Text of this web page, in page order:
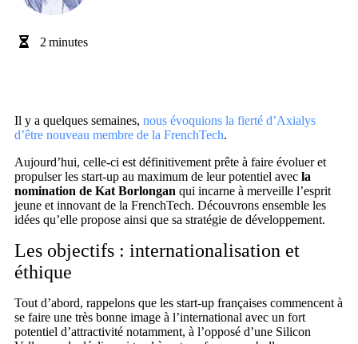
2 minutes
Il y a quelques semaines, nous évoquions la fierté d’Axialys
d’être nouveau membre de la FrenchTech.
Aujourd’hui, celle-ci est définitivement prête à faire évoluer et
propulser les start-up au maximum de leur potentiel avec la
nomination de Kat Borlongan qui incarne à merveille l’esprit
jeune et innovant de la FrenchTech. Découvrons ensemble les
idées qu’elle propose ainsi que sa stratégie de développement.
Les objectifs : internationalisation et
éthique
Tout d’abord, rappelons que les start-up françaises commencent à
se faire une très bonne image à l’international avec un fort
potentiel d’attractivité notamment, à l’opposé d’une Silicon